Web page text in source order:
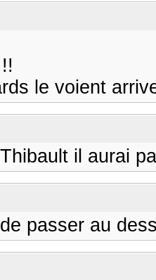
le voient
il aurai
passer au